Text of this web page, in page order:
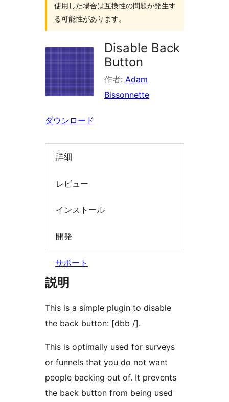
使用した場合は互換性の問題が発生す
る可能性があります。
Disable Back
Button
作者: Adam
Bissonnette
ダウンロード
詳細
レビュー
インストール
開発
サポート
説明
This is a simple plugin to disable
the back button: [dbb /].
This is optimally used for surveys
or funnels that you do not want
people backing out of. It prevents
the back button from being used